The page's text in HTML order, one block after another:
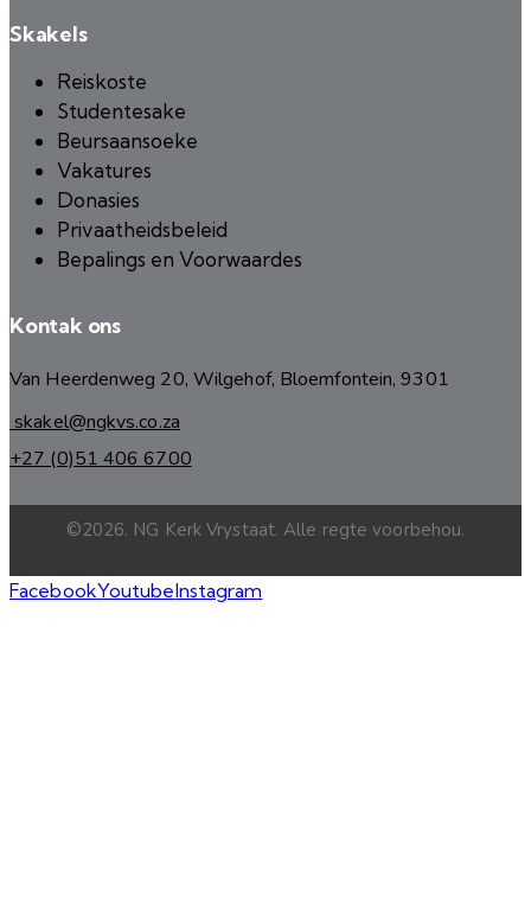
Skakels
Reiskoste
Studentesake
Beursaansoeke
Vakatures
Donasies
Privaatheidsbeleid
Bepalings en Voorwaardes
Kontak ons
Van Heerdenweg 20, Wilgehof, Bloemfontein, 9301
skakel@ngkvs.co.za
+27 (0)51 406 6700
©2026. NG Kerk Vrystaat. Alle regte voorbehou.
FacebookYoutubeInstagram